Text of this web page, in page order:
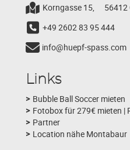
Korngasse 15,
56412
+49 2602 83 95 444
info@huepf-spass.com
Links
Bubble Ball Soccer mieten
Fotobox für 279€ mieten |
Partner
Location nähe Montabaur